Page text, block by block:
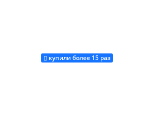
Купить
купили более 15 раз